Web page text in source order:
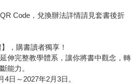
Code，兌換辦法詳情請見套書後折
，購書讀者獨享！
伸完整教學體系，讓你將書中觀念，轉
能力。
日～2027年2月3日。